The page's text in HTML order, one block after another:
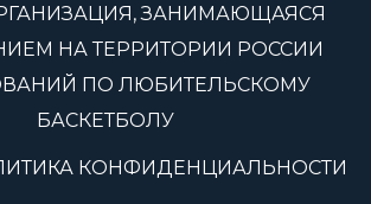
ЗАНИМАЮЩАЯСЯ
НА ТЕРРИТОРИИ РОССИИ
ПО ЛЮБИТЕЛЬСКОМУ
БАСКЕТБОЛУ
КОНФИДЕНЦИАЛЬНОСТИ